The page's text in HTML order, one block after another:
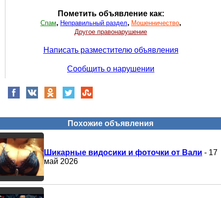
Пометить объявление как:
Спам, Неправильный раздел, Мошенничество,
Другое правонарушение
Написать разместителю объявления
Сообщить о нарушении
Похожие объявления
Шикарные видосики и фоточки от Вали - 17
май 2026